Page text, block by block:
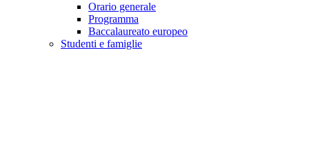
Orario generale
Programma
Baccalaureato europeo
Studenti e famiglie